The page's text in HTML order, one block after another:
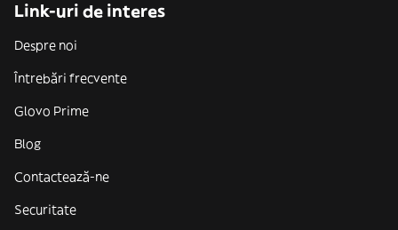
Link-uri de interes
Despre noi
Întrebări frecvente
Glovo Prime
Blog
Contactează-ne
Securitate